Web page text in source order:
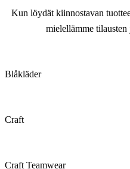
Kun löydät kiinnostavan
mielellämme tilausten
Blåkläder
Craft
Craft Teamwear